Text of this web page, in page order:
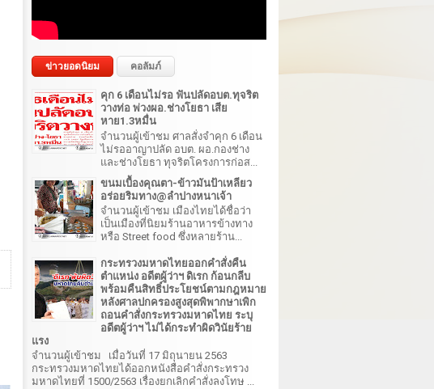
ข่าวยอดนิยม คอลัมภ์
คุก 6 เดือนไม่รอ ฟันปลัดอบต.ทุจริต
วางท่อ พ่วงผอ.ช่างโยธา เสีย
หาย1.3หมื่น
จำนวนผู้เข้าชม ศาลสั่งจำคุก 6 เดือน
ไม่รออาญาปลัด อบต. ผอ.กองช่าง
และช่างโยธา ทุจริตโครงการก่อส...
ขนมเบื้องคุณตา-ข้าวมันป้าเหลียว
อร่อยริมทาง@ลำปางหนาเจ้า
จำนวนผู้เข้าชม เมืองไทยได้ชื่อว่า
เป็นเมืองที่นิยมร้านอาหารข้างทาง
หรือ Street food ซึ่งหลายร้าน...
กระทรวงมหาดไทยออกคำสั่งคืน
ตำแหน่ง อดีตผู้ว่าฯ ดิเรก ก้อนกลีบ
พร้อมคืนสิทธิ์ประโยชน์ตามกฎหมาย
หลังศาลปกครองสูงสุดพิพากษาเพิก
ถอนคำสั่งกระทรวงมหาดไทย ระบุ
อดีตผู้ว่าฯ ไม่ได้กระทำผิดวินัยร้าย
แรง
จำนวนผู้เข้าชม เมื่อวันที่ 17 มิถุนายน 2563
กระทรวงมหาดไทยได้ออกหนังสือคำสั่งกระทรวง
มหาดไทยที่ 1500/2563 เรื่องยกเลิกคำสั่งลงโทษ ...